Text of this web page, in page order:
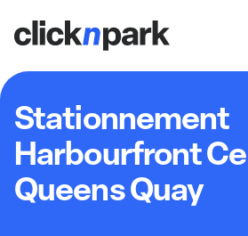
Stationnement
Harbourfront
Queens Quay